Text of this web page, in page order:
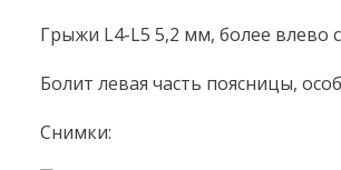
Грыжи L4-L5 5,2 мм, более влево
Болит левая часть поясницы,
Снимки: